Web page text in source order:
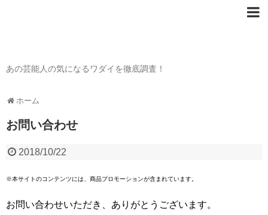
あの芸能人の気になるワダイを徹底調査！
ホーム
お問い合わせ
2018/10/22
※本サイトのコンテンツには、商品プロモーションが含まれています。
お問い合わせいただき、ありがとうございます。